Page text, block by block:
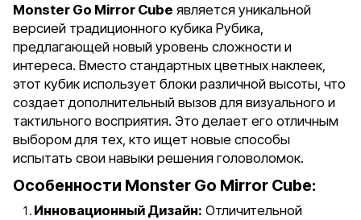
Monster Go Mirror Cube является уникальной
версией традиционного кубика Рубика,
предлагающей новый уровень сложности и
интереса. Вместо стандартных цветных наклеек,
этот кубик использует блоки различной высоты, что
создает дополнительный вызов для визуального и
тактильного восприятия. Это делает его отличным
выбором для тех, кто ищет новые способы
испытать свои навыки решения головоломок.
Особенности Monster Go Mirror Cube:
Инновационный Дизайн: Отличительной